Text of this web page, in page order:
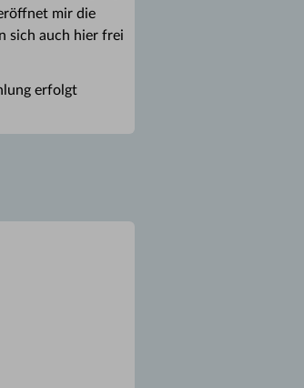
mir die
sich auch hier frei
erfolgt